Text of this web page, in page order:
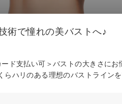
術で憧れの美バストへ♪
ド支払い可＞バストの大きさに
らハリのある理想のバストライ